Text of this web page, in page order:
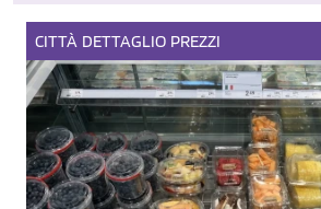
CITTÀ DETTAGLIO PREZZI